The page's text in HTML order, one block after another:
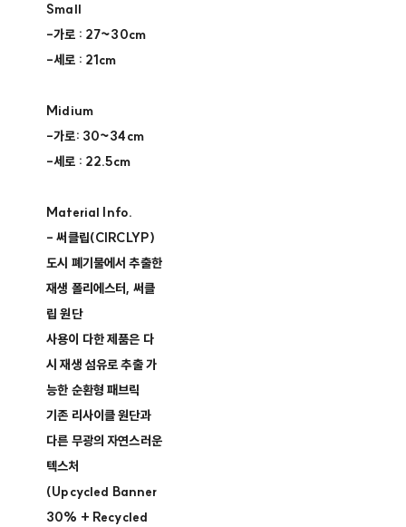
Small
-가로 : 27~30cm
-세로 : 21cm
Midium
-가로: 30~34cm
-세로 : 22.5cm
Material Info.
- 써클립(CIRCLYP)
도시 폐기물에서 추출한
재생 폴리에스터, 써클
립 원단
사용이 다한 제품은 다
시 재생 섬유로 추출 가
능한 순환형 패브릭
기존 리사이클 원단과
다른 무광의 자연스러운
텍스처
(Upcycled Banner
30% + Recycled